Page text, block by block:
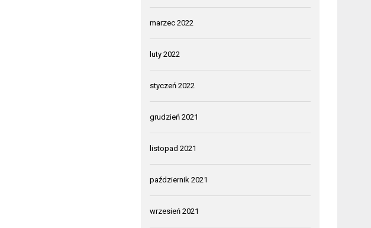
marzec 2022
luty 2022
styczeń 2022
grudzień 2021
listopad 2021
październik 2021
wrzesień 2021